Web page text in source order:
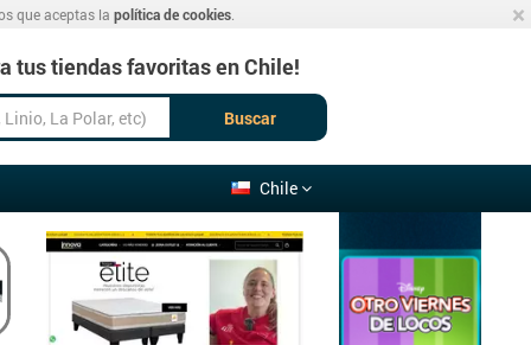
×
que aceptas la política de cookies
tus tiendas favoritas en Chile!
Buscar
Chile